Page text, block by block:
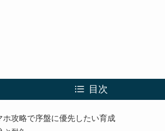
目次
攻略で序盤に優先したい育成